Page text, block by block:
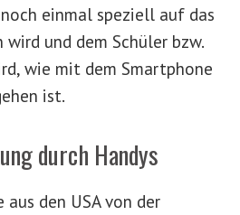
einmal speziell auf das
wird und dem Schüler bzw.
wie mit dem Smartphone
ist.
durch Handys
den USA von der